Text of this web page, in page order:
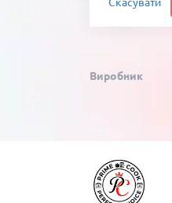
Скасувати
Виробник